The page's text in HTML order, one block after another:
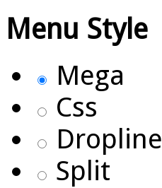
Menu Style
Mega
Css
Dropline
Split